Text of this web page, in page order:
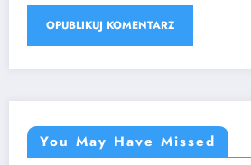
You May Have Missed